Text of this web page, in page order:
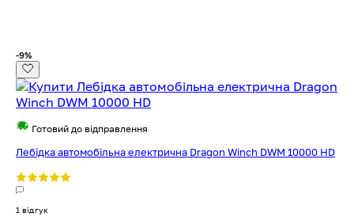
-9%
Готовий до відправлення
Лебідка автомобільна електрична Dragon Winch DWM 10000 HD
1 відгук